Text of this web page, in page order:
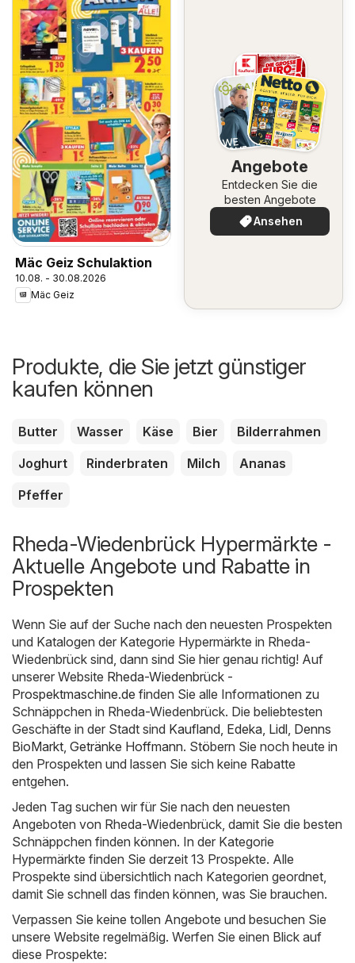
Mäc Geiz Schulaktion
10.08. - 30.08.2026
Mäc Geiz
Angebote
Entdecken Sie die
besten Angebote
Ansehen
Produkte, die Sie jetzt günstiger
kaufen können
Butter Wasser Käse Bier
Bilderrahmen
Joghurt
Rinderbraten Milch
Ananas
Pfeffer
Rheda-Wiedenbrück Hypermärkte -
Aktuelle Angebote und Rabatte in
Prospekten
Wenn Sie auf der Suche nach den neuesten Prospekten
und Katalogen der Kategorie Hypermärkte in Rheda-
Wiedenbrück sind, dann sind Sie hier genau richtig! Auf
unserer Website Rheda-Wiedenbrück -
Prospektmaschine.de finden Sie alle Informationen zu
Schnäppchen in Rheda-Wiedenbrück. Die beliebtesten
Geschäfte in der Stadt sind Kaufland Edeka Lidl Denns
BioMarkt Getränke Hoffmann. Stöbern Sie noch heute in
den Prospekten und lassen Sie sich keine Rabatte
entgehen.
Jeden Tag suchen wir für Sie nach den neuesten
Angeboten von Rheda-Wiedenbrück, damit Sie die besten
Schnäppchen finden können. In der Kategorie
Hypermärkte finden Sie derzeit 13 Prospekte. Alle
Prospekte sind übersichtlich nach Kategorien geordnet,
damit Sie schnell das finden können, was Sie brauchen.
Verpassen Sie keine tollen Angebote und besuchen Sie
unsere Website regelmäßig. Werfen Sie einen Blick auf
diese Prospekte: